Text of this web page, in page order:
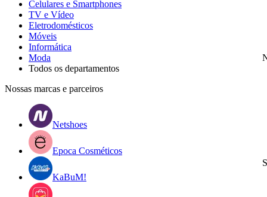
Celulares e Smartphones
TV e Vídeo
Eletrodomésticos
Móveis
Informática
Moda
Todos os departamentos
Nossas marcas e parceiros
Netshoes
Epoca Cosméticos
KaBuM!